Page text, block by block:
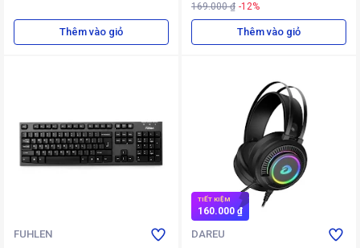
Thêm vào giỏ
169.000 ₫ -12%
Thêm vào giỏ
FUHLEN
TIẾT KIỆM
160.000 ₫
DAREU